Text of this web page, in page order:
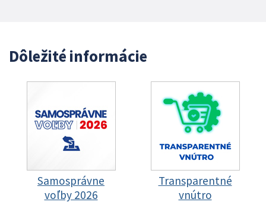
Dôležité informácie
Samosprávne
voľby 2026
Transparentné
vnútro